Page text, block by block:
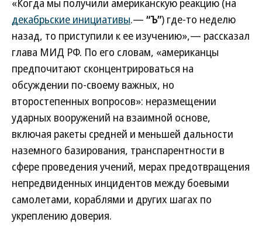
«Когда мы получили американскую реакцию (на
декабрьские инициативы.— “Ъ”) где-то неделю
назад, то приступили к ее изучению»,— рассказал
глава МИД РФ. По его словам, «американцы
предпочитают сконцентрироваться на
обсуждении по-своему важных, но
второстепенных вопросов»: неразмещении
ударных вооружений на взаимной основе,
включая ракеты средней и меньшей дальности
наземного базирования, транспарентности в
сфере проведения учений, мерах предотвращения
непредвиденных инцидентов между боевыми
самолетами, кораблями и других шагах по
укреплению доверия.